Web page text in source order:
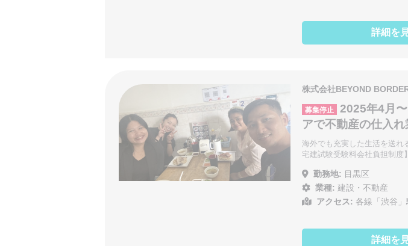
詳細を
株式会社BEYOND
募集停止
2025年4月
アで不動産の仕入
海外でも充実した生活を送れ
宅建試験受験料会社負担制
勤務地: 目黒区
業種: 建設・不動産
アクセス: 各線「渋谷
詳細を